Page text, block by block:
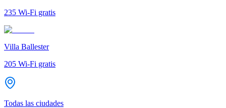
235 Wi-Fi gratis
Villa Ballester
205 Wi-Fi gratis
Todas las ciudades